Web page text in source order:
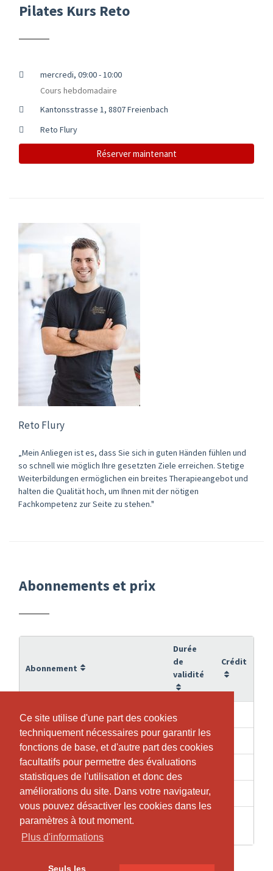
Ce site utilise d'une part des cookies
techniquement nécessaires pour garantir les
fonctions de base, et d'autre part des cookies
facultatifs pour permettre des évaluations
statistiques de l'utilisation et donc des
améliorations du site. Dans votre navigateur,
vous pouvez désactiver les cookies dans les
paramètres à tout moment.
Plus d'informations
Seuls les
Ce site utilise d'une part des cookies
techniquement nécessaires pour garantir les
fonctions de base, et d'autre part des cookies
facultatifs pour permettre des évaluations
statistiques de l'utilisation et donc des
améliorations du site. Dans votre navigateur,
vous pouvez désactiver les cookies dans les
paramètres à tout moment.
Plus d'informations
Seuls les
Pilates Kurs Reto
mercredi, 09:00 - 10:00
Cours hebdomadaire
Kantonsstrasse 1, 8807 Freienbach
Reto Flury
Réserver maintenant
Reto Flury
„Mein Anliegen ist es, dass Sie sich in guten Händen fühlen und
so schnell wie möglich Ihre gesetzten Ziele erreichen. Stetige
Weiterbildungen ermöglichen ein breites Therapieangebot und
halten die Qualität hoch, um Ihnen mit der nötigen
Fachkompetenz zur Seite zu stehen."
Abonnements et prix
Abonnement
Durée
de
validité
Crédit
10er Abo Gruppenkurs 6 Mois
10er Abo Skype Kurs
Einzel Stunde Gruppe 1 Mois
Probestunde 1 Mois
Skype Einzel Stunde